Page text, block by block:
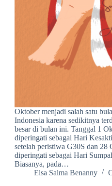
Oktober menjadi salah satu
Indonesia karena sedikitnya
besar di bulan ini. Tanggal 1
diperingati sebagai Hari
setelah peristiwa G30S dan 28
diperingati sebagai Hari
Biasanya, pada…
Elsa Salma Benanny